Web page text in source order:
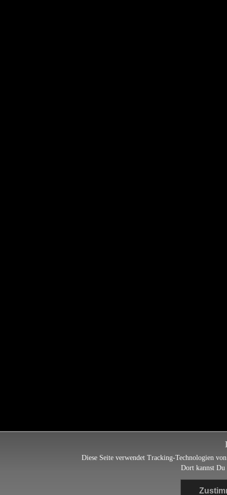
Diese Seite verwendet Tracking-Technologien
Dort kannst